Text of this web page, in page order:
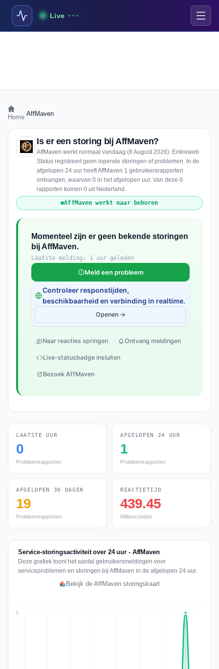
Live
Home AffMaven
Is er een storing bij AffMaven?
AffMaven werkt normaal vandaag (8 August 2026). Entireweb
Status registreert geen lopende storingen of problemen. In de
afgelopen 24 uur heeft AffMaven 1 gebruikersrapporten
ontvangen, waarvan 0 in het afgelopen uur. Van deze 0
rapporten komen 0 uit Nederland.
AffMaven werkt naar behoren
Momenteel zijn er geen bekende storingen
bij AffMaven.
Laatste melding: 1 uur geleden
Meld een probleem
Controleer responstijden,
beschikbaarheid en verbinding in realtime.
Openen →
Naar reacties springen Ontvang meldingen
Live-statusbadge insluiten
Bezoek AffMaven
LAATSTE UUR
0
Probleemrapporten
AFGELOPEN 24 UUR
1
Probleemrapporten
AFGELOPEN 30 DAGEN
19
Probleemrapporten
REACTIETIJD
439.45
Milliseconden
Service-storingsactiviteit over 24 uur - AffMaven
Deze grafiek toont het aantal gebruikersmeldingen voor
serviceproblemen en storingen bij AffMaven in de afgelopen 24 uur.
Bekijk de AffMaven storingskaart